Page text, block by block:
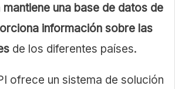
mantiene una base de datos de
información sobre las
de los diferentes países.
ofrece un sistema de solución